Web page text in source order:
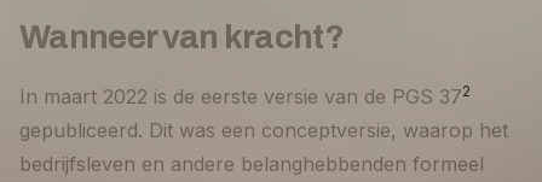
Wanneer van kracht?
In maart 2022 is de eerste versie van de PGS 372
gepubliceerd. Dit was een conceptversie, waarop het
bedrijfsleven en andere belanghebbenden formeel